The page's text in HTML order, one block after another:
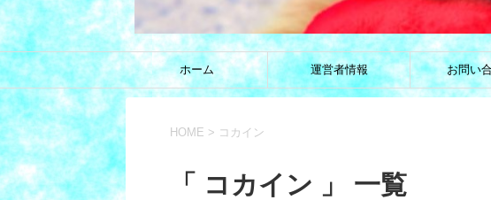
ホーム 運営者情報 お問い
HOME > コカイン
「 コカイン 」 一覧